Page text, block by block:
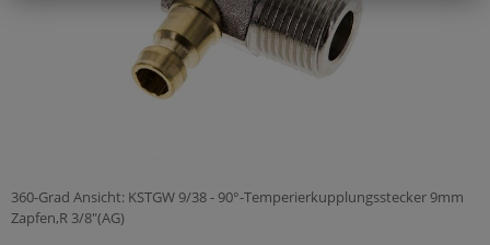
360-Grad Ansicht: KSTGW 9/38 - 90°-Temperierkupplungsstecker 9mm
Zapfen,R 3/8"(AG)